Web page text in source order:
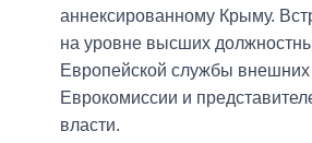
аннексированному Крыму.
на уровне высших
Европейской службы внешних
Еврокомиссии и
власти.